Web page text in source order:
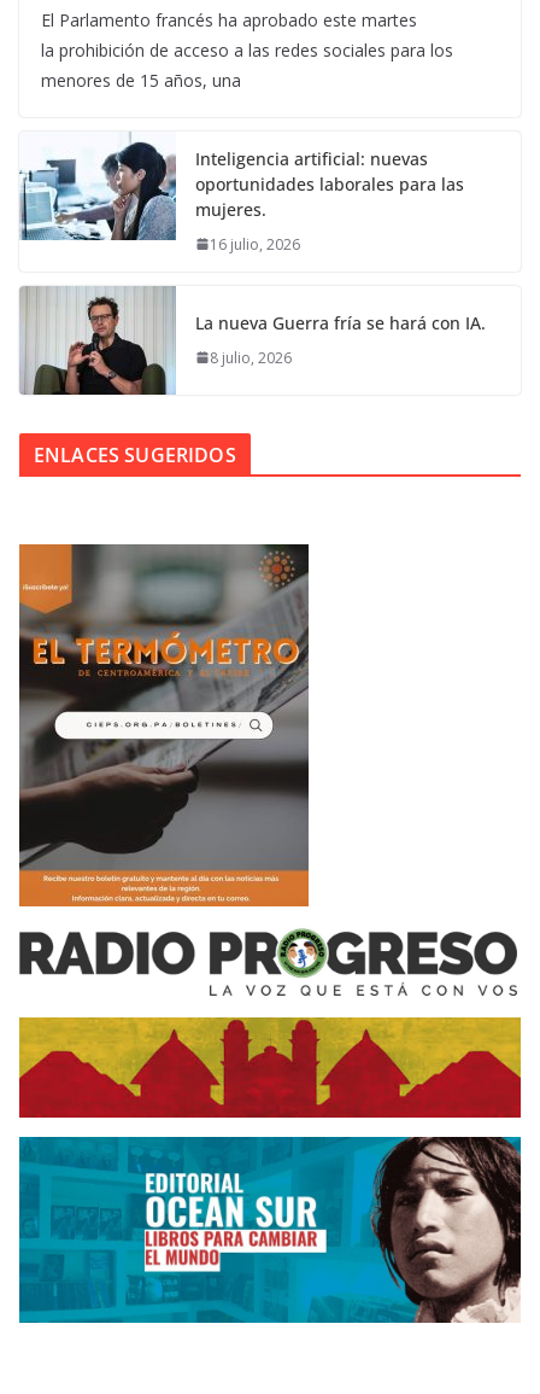
El Parlamento francés ha aprobado este martes
la prohibición de acceso a las redes sociales para los
menores de 15 años, una
Inteligencia artificial: nuevas
oportunidades laborales para las
mujeres.
16 julio, 2026
La nueva Guerra fría se hará con IA.
8 julio, 2026
ENLACES SUGERIDOS